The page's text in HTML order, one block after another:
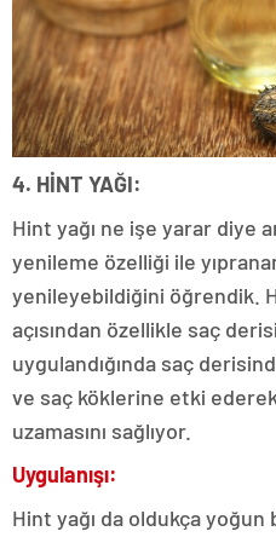
4. HİNT YAĞI:
Hint yağı ne işe yarar diye
yenileme özelliği ile
yenileyebildiğini öğrendik.
açısından özellikle saç
uygulandığında saç
ve saç köklerine etki ederek
uzamasını sağlıyor.
Uygulanışı:
Hint yağı da oldukça